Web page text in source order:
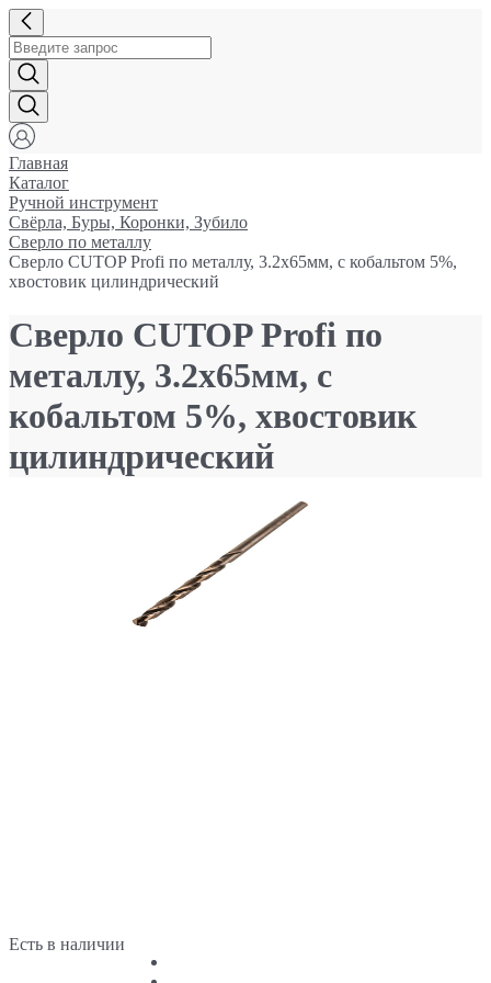
Главная
Каталог
Ручной инструмент
Свёрла, Буры, Коронки, Зубило
Сверло по металлу
Сверло CUTOP Profi по металлу, 3.2х65мм, с кобальтом 5%,
хвостовик цилиндрический
Сверло CUTOP Profi по
металлу, 3.2х65мм, с
кобальтом 5%, хвостовик
цилиндрический
Есть в наличии